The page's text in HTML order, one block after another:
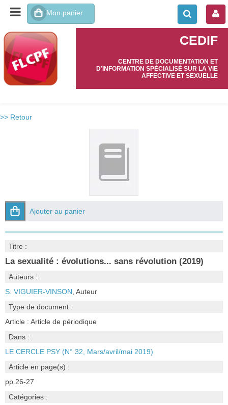
CEDIF
CENTRE DE DOCUMENTATION ET
D’INFORMATION SPÉCIALISÉ SUR LA VIE
AFFECTIVE ET SEXUELLE
>> Retour
Ajouter au panier
Titre :
La sexualité : évolutions... sans révolution (2019)
Auteurs :
S. VIGUIER-VINSON , Auteur
Type de document :
Article : Article de périodique
Dans :
LE CERCLE PSY (N° 32, Mars/avril/mai 2019)
Article en page(s) :
pp.26-27
Catégories :